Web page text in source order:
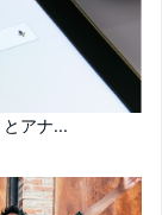
アナ...